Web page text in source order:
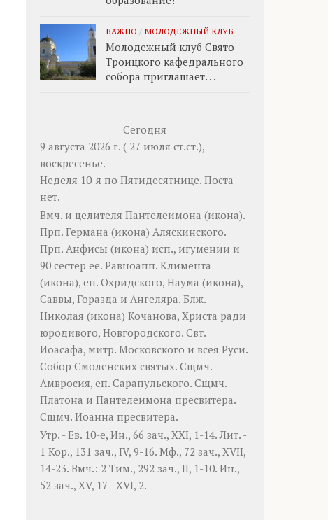
ВАЖНО / МОЛОДЕЖНЫЙ КЛУБ
Молодежный клуб Свято-
Троицкого кафедрального
собора приглашает. . .
Сегодня
9 августа 2026 г. ( 27 июля ст.ст.),
воскресенье.
Неделя 10-я по Пятидесятнице. Поста
нет.
Вмч. и целителя Пантелеимона (икона).
Прп. Германа (икона) Аляскинского.
Прп. Анфисы (икона) исп., игумении и
90 сестер ее. Равноапп. Климента
(икона), еп. Охридского, Наума (икона),
Саввы, Горазда и Ангеляра. Блж.
Николая (икона) Кочанова, Христа ради
юродивого, Новгородского. Свт.
Иоасафа, митр. Московского и всея Руси.
Собор Смоленских святых. Сщмч.
Амвросия, еп. Сарапульского. Сщмч.
Платона и Пантелеимона пресвитера.
Сщмч. Иоанна пресвитера.
Утр. - Ев. 10-е, Ин., 66 зач., XXI, 1-14.Лит. -
1 Кор., 131 зач., IV, 9-16. Мф., 72 зач., XVII,
14-23. Вмч.: 2 Тим., 292 зач., II, 1-10. Ин.,
52 зач., XV, 17 - XVI, 2.